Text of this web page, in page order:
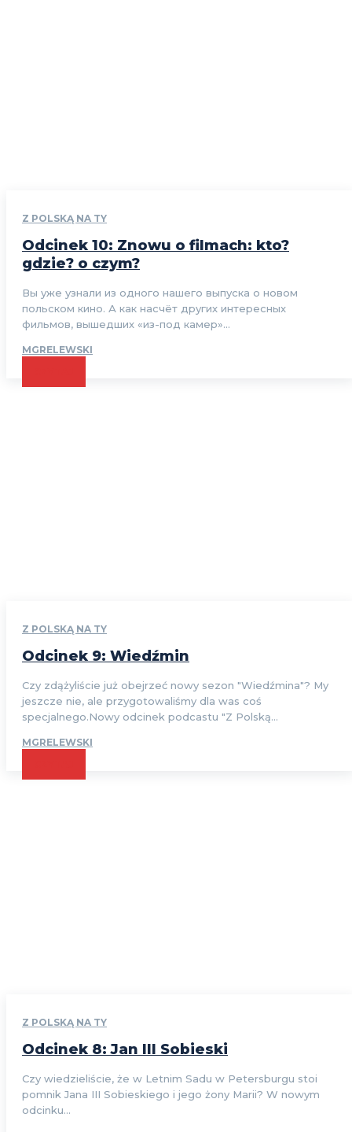
Z POLSKĄ NA TY
Odcinek 10: Znowu o filmach: kto?
gdzie? o czym?
Вы уже узнали из одного нашего выпуска о новом
польском кино. А как насчёт других интересных
фильмов, вышедших «из-под камер»...
MGRELEWSKI
Z POLSKĄ NA TY
Odcinek 9: Wiedźmin
Czy zdążyliście już obejrzeć nowy sezon "Wiedźmina"? My
jeszcze nie, ale przygotowaliśmy dla was coś
specjalnego.Nowy odcinek podcastu "Z Polską...
MGRELEWSKI
Z POLSKĄ NA TY
Odcinek 8: Jan III Sobieski
Czy wiedzieliście, że w Letnim Sadu w Petersburgu stoi
pomnik Jana III Sobieskiego i jego żony Marii? W nowym
odcinku...